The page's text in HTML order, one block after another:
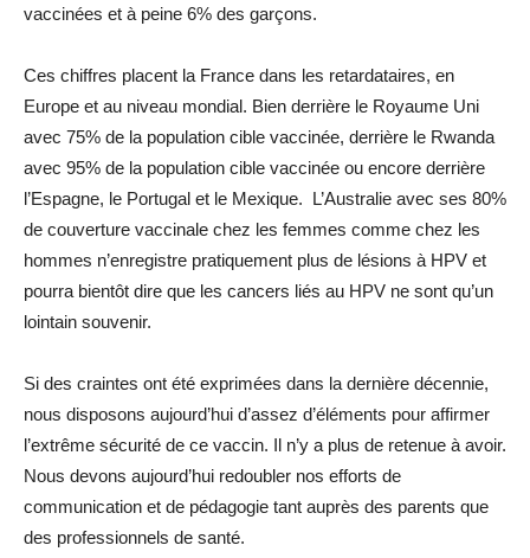
vaccinées et à peine 6% des garçons.
Ces chiffres placent la France dans les retardataires, en
Europe et au niveau mondial. Bien derrière le Royaume Uni
avec 75% de la population cible vaccinée, derrière le Rwanda
avec 95% de la population cible vaccinée ou encore derrière
l’Espagne, le Portugal et le Mexique. L’Australie avec ses 80%
de couverture vaccinale chez les femmes comme chez les
hommes n’enregistre pratiquement plus de lésions à HPV et
pourra bientôt dire que les cancers liés au HPV ne sont qu’un
lointain souvenir.
Si des craintes ont été exprimées dans la dernière décennie,
nous disposons aujourd’hui d’assez d’éléments pour affirmer
l’extrême sécurité de ce vaccin. Il n’y a plus de retenue à avoir.
Nous devons aujourd’hui redoubler nos efforts de
communication et de pédagogie tant auprès des parents que
des professionnels de santé.